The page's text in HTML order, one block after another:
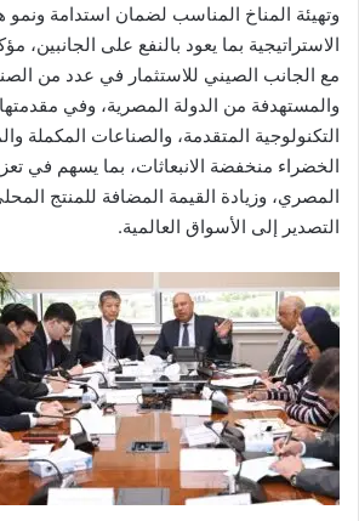
وتهيئة المناخ المناسب لضمان استدامة ونمو
الاستراتيجية بما يعود بالنفع على الجانبين،
مع الجانب الصيني للاستثمار في عدد من
والمستهدفة من الدولة المصرية، وفي
التكنولوجية المتقدمة، والصناعات المكملة
الخضراء منخفضة الانبعاثات، بما يسهم في
المصري، وزيادة القيمة المضافة للمنتج
التصدير إلى الأسواق العالمية.